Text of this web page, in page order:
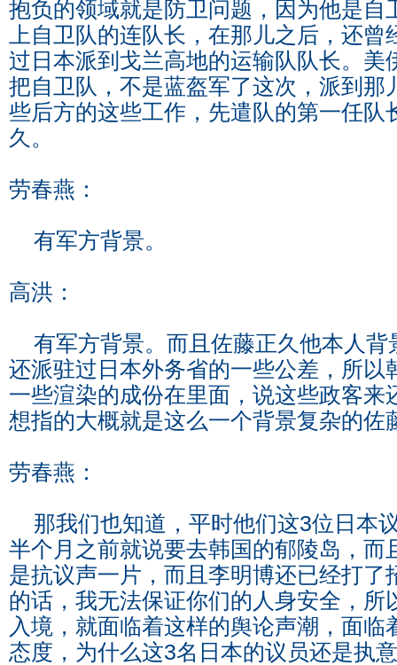
抱负的领域就是防卫问题，因为他是自
上自卫队的连队长，在那儿之后，还
过日本派到戈兰高地的运输队队长。美
把自卫队，不是蓝盔军了这次，派到那
些后方的这些工作，先遣队的第一任队
久。
劳春燕：
有军方背景。
高洪：
有军方背景。而且佐藤正久他本人背
还派驻过日本外务省的一些公差，所以
一些渲染的成份在里面，说这些政客来
想指的大概就是这么一个背景复杂的佐
劳春燕：
那我们也知道，平时他们这3位日本
半个月之前就说要去韩国的郁陵岛，而
是抗议声一片，而且李明博还已经打了
的话，我无法保证你们的人身安全，所
入境，就面临着这样的舆论声潮，面临
态度，为什么这3名日本的议员还是执